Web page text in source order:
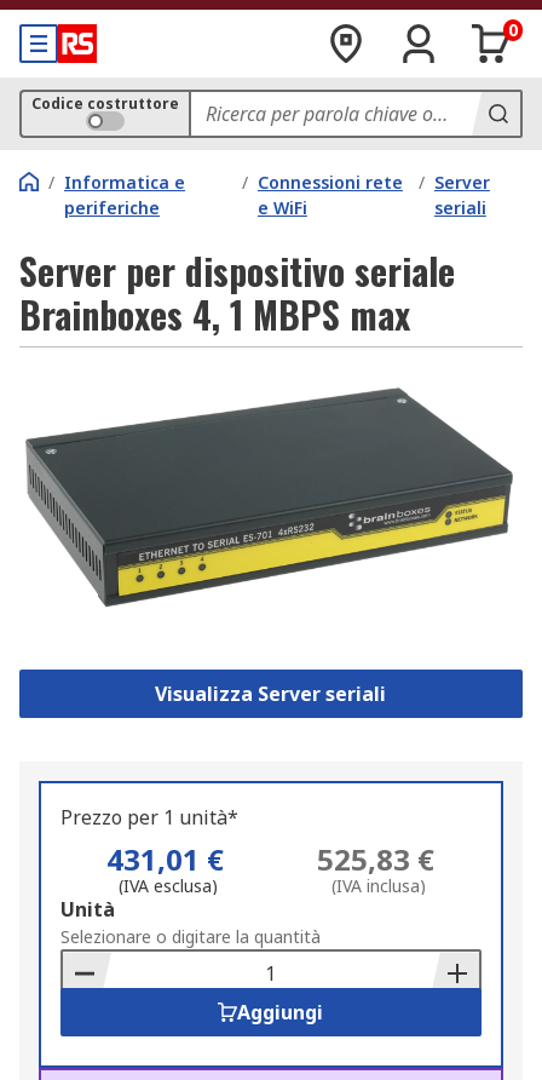
0
Codice costruttore
/ Informatica e
periferiche
/ Connessioni rete
e WiFi
/ Server
seriali
Server per dispositivo seriale
Brainboxes 4, 1 MBPS max
Visualizza Server seriali
Prezzo per 1 unità*
431,01 €
(IVA esclusa)
525,83 €
(IVA inclusa)
Add
to
Basket
Unità
Selezionare o digitare la quantità
Aggiungi